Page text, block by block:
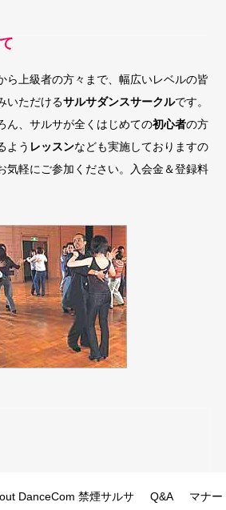
ら上級者の方々まで、幅広いレベルの皆
いただけるサルサダンスサークルです。
ん、サルサが全くはじめての初心者の方
よう レッスンなども実施しておりますの
気軽にご参加ください。入会金＆登録料
DanceCom 禁煙サルサ Q&A マナー